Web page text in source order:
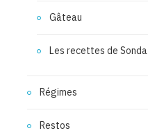
Gâteau
Les recettes de Sonda
Régimes
Restos